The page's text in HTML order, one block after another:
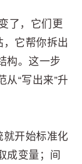
了，它们更
，它帮你拆出
构。这一步
“写出来”升
就开始标准化
成变量；间